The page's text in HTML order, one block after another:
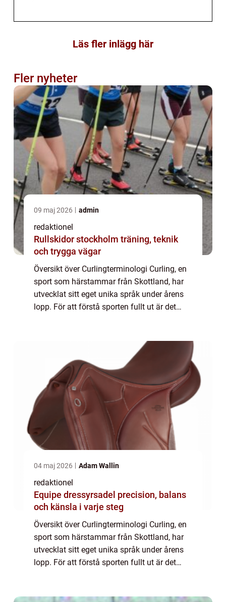
Läs fler inlägg här
Fler nyheter
09 maj 2026 admin
redaktionel
Rullskidor stockholm träning, teknik
och trygga vägar
Översikt över Curlingterminologi Curling, en
sport som härstammar från Skottland, har
utvecklat sitt eget unika språk under årens
lopp. För att förstå sporten fullt ut är det
04 maj 2026 Adam Wallin
redaktionel
Equipe dressyrsadel precision, balans
och känsla i varje steg
Översikt över Curlingterminologi Curling, en
sport som härstammar från Skottland, har
utvecklat sitt eget unika språk under årens
lopp. För att förstå sporten fullt ut är det